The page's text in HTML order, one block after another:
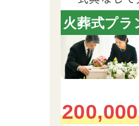
火葬式プラ
200,000